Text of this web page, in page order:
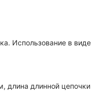
Использование в виде
длина длинной цепочки